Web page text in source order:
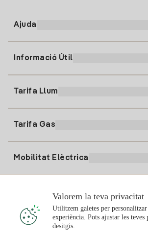
Ajuda
91 919 52 73
clientes@tuiberdrola.es
Informació Útil
Alta Gas
Tarifa Llum
Tarifa Gas
Mobilitat Elèctrica
Punts de Recàrrega
T'interessa
Valorem la teva privacitat
Utilitzem galetes per
experiència. Pots ajustar les teves
desitgis.